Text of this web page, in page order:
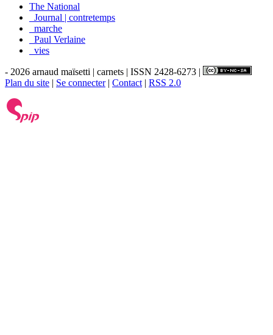
The National
_Journal | contretemps
_marche
_Paul Verlaine
_vies
- 2026 arnaud maïsetti | carnets | ISSN 2428-6273 |
Plan du site | Se connecter| Contact | RSS 2.0